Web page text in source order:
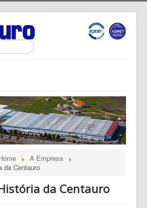
A Empresa
da Centauro
da Centauro